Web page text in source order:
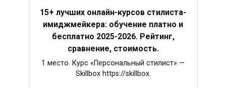
15+ лучших онлайн-курсов стилиста-
имиджмейкера: обучение платно и
бесплатно 2025-2026. Рейтинг,
сравнение, стоимость.
1 место. Курс «Персональный стилист» —
Skillbox https://skillbox.